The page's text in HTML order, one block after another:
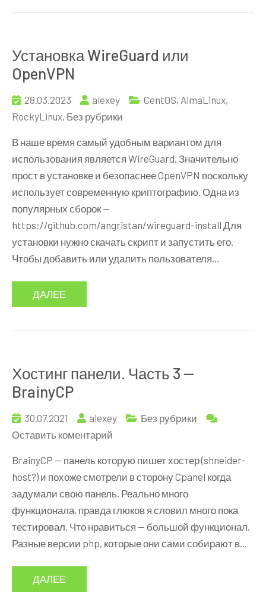
Установка WireGuard или
OpenVPN
28.03.2023 alexey
CentOS, AlmaLinux,
RockyLinux, Без рубрики
В наше время самый удобным вариантом для
использования является WireGuard. Значительно
прост в установке и безопаснее OpenVPN поскольку
использует современную криптографию. Одна из
популярных сборок —
https://github.com/angristan/wireguard-install Для
установки нужно скачать скрипт и запустить его.
Чтобы добавить или удалить пользователя…
ДАЛЕЕ
Хостинг панели. Часть 3 —
BrainyCP
30.07.2021 alexey
Без рубрики
Оставить коментарий
панели.
Часть
3
—
BrainyCP
BrainyCP — панель которую пишет хостер (shneider-
host?) и похоже смотрели в сторону Cpanel когда
задумали свою панель. Реально много
функционала, правда глюков я словил много пока
тестировал. Что нравиться — большой функционал.
Разные версии php, которые они сами собирают в…
ДАЛЕЕ